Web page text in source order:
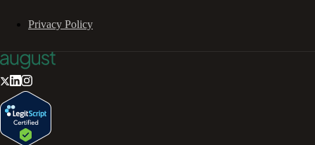
Privacy Policy